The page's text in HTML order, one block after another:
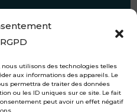
utilisons des technologies telles
aux informations des appareils. Le
permettra de traiter des données
ou les ID uniques sur ce site. Le fait
peut avoir un effet négatif